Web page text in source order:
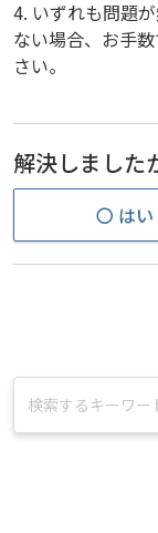
4. いずれも問題
ない場合、お手
さい。
解決しました
〇 はい